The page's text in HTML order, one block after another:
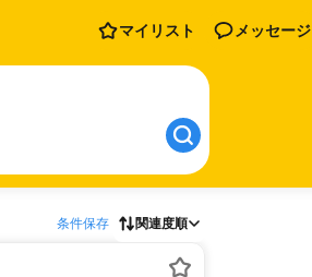
マイリスト メッセージ
条件保存 関連度順